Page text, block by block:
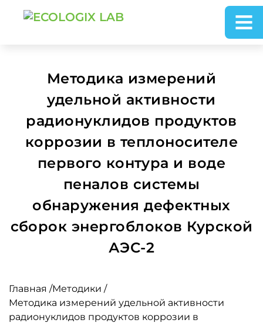
Методика измерений
удельной активности
радионуклидов продуктов
коррозии в теплоносителе
первого контура и воде
пеналов системы
обнаружения дефектных
сборок энергоблоков Курской
АЭС-2
Главная /Методики /
Методика измерений удельной активности
радионуклидов продуктов коррозии в